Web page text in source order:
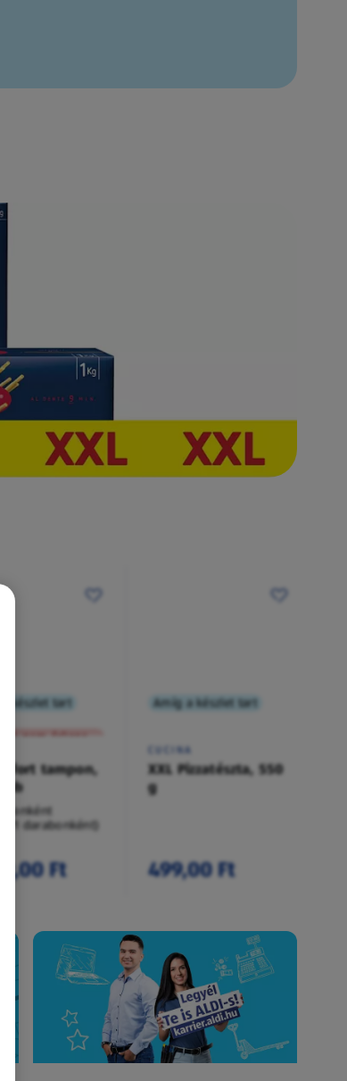
a készlet tart
A termék nem érkezett meg!
tampon,
1 darabonként)
Ft
Amíg a készlet tart
CUCINA
XXL Pizzatészta, 550
g
499,00 Ft